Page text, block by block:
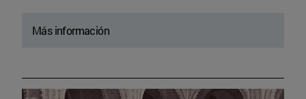
Más información